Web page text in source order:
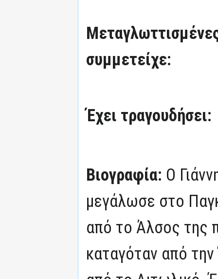
συμμετείχε:
Έχει τραγουδήσει:
Βιογραφία: Ο
μεγάλωσε στο
από το Άλσος της
καταγόταν από